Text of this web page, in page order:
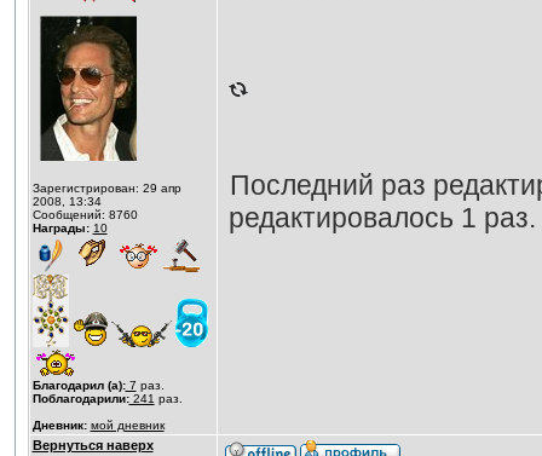
Зарегистрирован: 29 апр
2008, 13:34
Сообщений: 8760
Награды: 10
Благодарил (а):7 раз.
Поблагодарили:241 раз.
Дневник: мой дневник
Последний раз
редактировалось 1 раз.
Вернуться наверх